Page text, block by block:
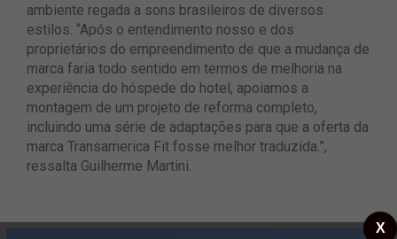
ambiente regada a sons brasileiros de diversos
estilos. “Após o entendimento nosso e dos
proprietários do empreendimento de que a mudança de
marca faria todo sentido em termos de melhoria na
experiência do hóspede do hotel, apoiamos a
montagem de um projeto de reforma completo,
incluindo uma série de adaptações para que a oferta da
marca Transamerica Fit fosse melhor traduzida.”,
ressalta Guilherme Martini.
X